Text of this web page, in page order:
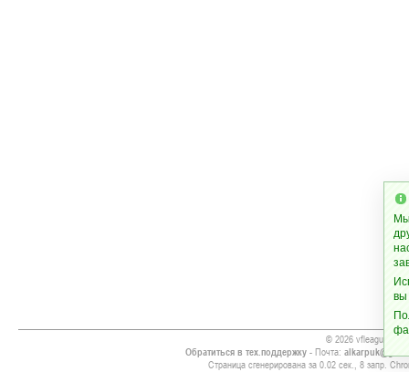
© 2026 vfleague.info
Обратиться в тех.поддержку- Почта:
Страница сгенерирована за 0.02 сек., 8 запр.
вы